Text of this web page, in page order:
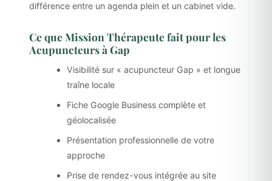
différence entre un agenda plein et un cabinet vide.
Ce que Mission Thérapeute fait pour les
Acupuncteurs à Gap
Visibilité sur « acupuncteur Gap » et longue
traîne locale
Fiche Google Business complète et
géolocalisée
Présentation professionnelle de votre
approche
Prise de rendez-vous intégrée au site